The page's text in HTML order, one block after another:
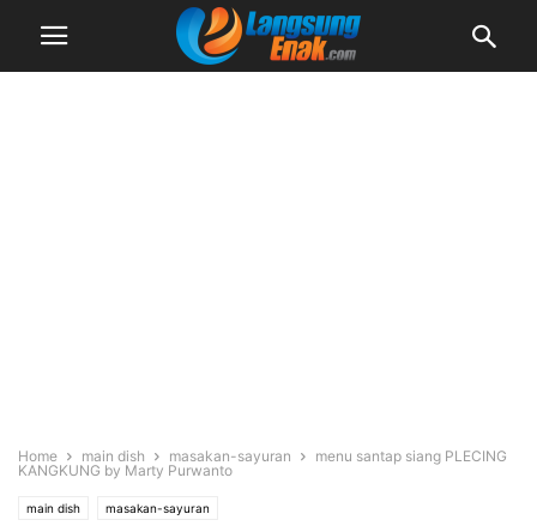
Home main dish masakan-sayuran
menu santap siang PLECING
KANGKUNG by Marty Purwanto
main dish masakan-sayuran